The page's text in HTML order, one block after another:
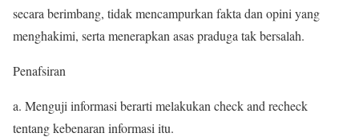
secara berimbang, tidak mencampurkan fakta dan opini yang
menghakimi, serta menerapkan asas praduga tak bersalah.
Penafsiran
a. Menguji informasi berarti melakukan check and recheck
tentang kebenaran informasi itu.